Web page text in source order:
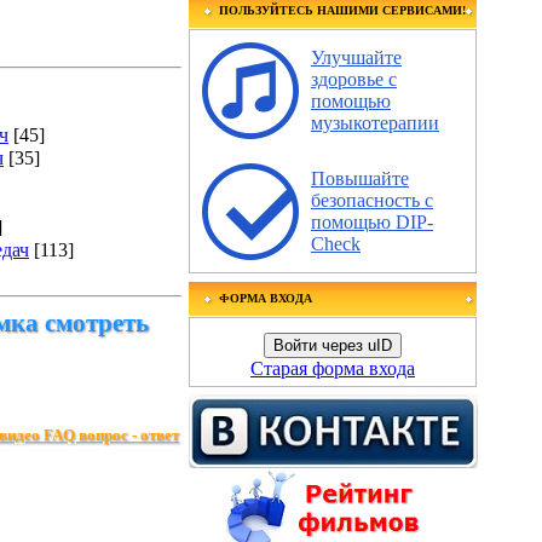
[45]
[35]
[113]
смотреть
FAQ вопрос - ответ
ПОЛЬЗУЙТЕСЬ НАШИМИ СЕРВИСАМИ!
Улучшайте
здоровье с
помощью
музыкотерапии
Повышайте
безопасность с
помощью DIP-
Check
ФОРМА ВХОДА
Войти через uID
Старая форма входа